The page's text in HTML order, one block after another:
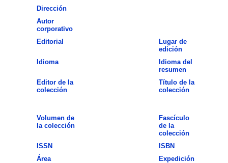
Dirección
Autor
corporativo
Editorial
Lugar de
edición
Idioma
Idioma del
resumen
Editor de la
colección
Título de la
colección
Volumen de
la colección
Fascículo
de la
colección
ISSN
ISBN
Área
Expedición